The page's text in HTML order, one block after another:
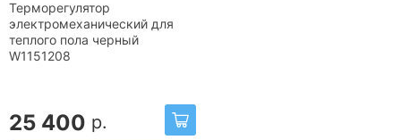
Терморегулятор
электромеханический для
теплого пола черный
W1151208
25 400 р.